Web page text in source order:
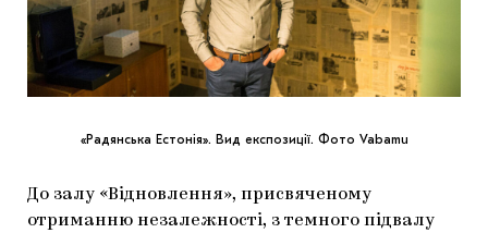
«Радянська Естонія». Вид експозиції. Фото Vabamu
До залу «Відновлення», присвяченому
отриманню незалежності, з темного підвалу